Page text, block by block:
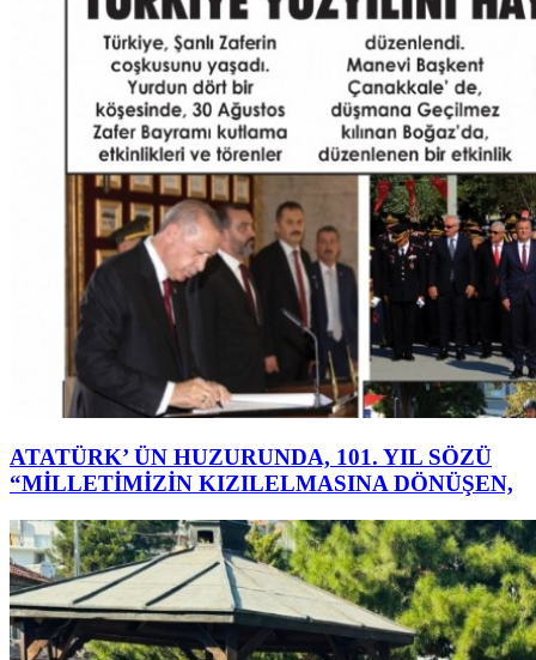
ATATÜRK’ ÜN HUZURUNDA, 101. YIL SÖZÜ
“MİLLETİMİZİN KIZILELMASINA DÖNÜŞEN,